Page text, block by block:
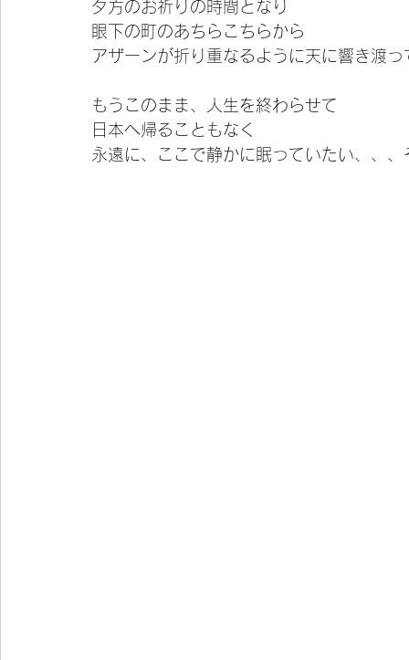
夕方のお祈りの時間となり
眼下の町のあちらこちらから
アザーンが折り重なるように天に響き渡
もうこのまま、人生を終わらせて
日本へ帰ることもなく
永遠に、ここで静かに眠っていたい、、